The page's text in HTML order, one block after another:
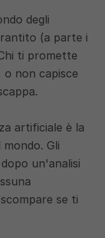
degli
(a parte i
ti promette
non capisce
artificiale è la
Gli
un'analisi
se ti